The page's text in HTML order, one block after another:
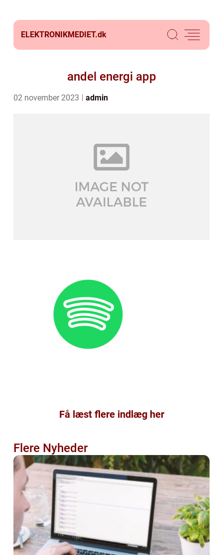
ELEKTRONIKMEDIET.dk
andel energi app
02 november 2023 admin
Få læst flere indlæg her
Flere Nyheder